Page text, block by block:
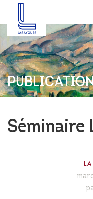
Séminaire
LA